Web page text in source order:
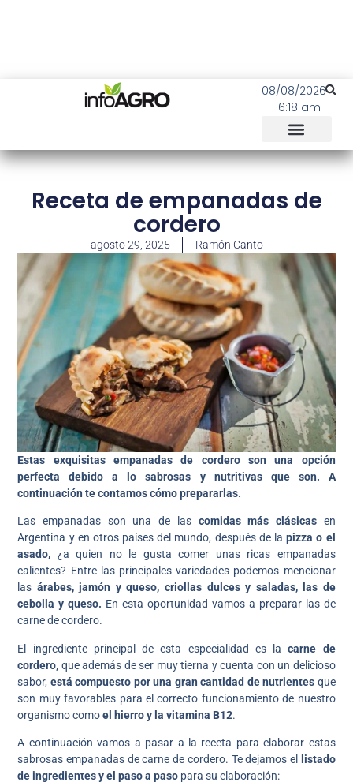
08/08/2026
6:18 am
Receta de empanadas de
cordero
agosto 29, 2025 Ramón Canto
Estas exquisitas empanadas de cordero son una opción
perfecta debido a lo sabrosas y nutritivas que son. A
continuación te contamos cómo prepararlas.
Las empanadas son una de las comidas más clásicasen
Argentina y en otros países del mundo, después de lapizza o el
asado, ¿a quien no le gusta comer unas ricas empanadas
calientes? Entre las principales variedades podemos mencionar
las árabes, jamón y queso, criollas dulces y saladas, las de
cebolla y queso. En esta oportunidad vamos a preparar las de
carne de cordero.
El ingrediente principal de esta especialidad es la carne de
cordero, que además de ser muy tierna y cuenta con un delicioso
sabor, está compuesto por una gran cantidad de nutrientes que
son muy favorables para el correcto funcionamiento de nuestro
organismo comoel hierro y la vitamina B12.
A continuación vamos a pasar a la receta para elaborar estas
sabrosas empanadas de carne de cordero. Te dejamos el
listado
de ingredientes y el paso a paso para su elaboración: